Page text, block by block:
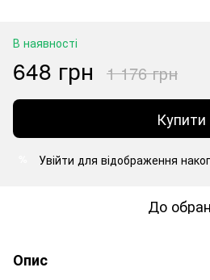
В наявності
648 грн 1 176 грн
Купити
Увійти для відображення
До
Опис